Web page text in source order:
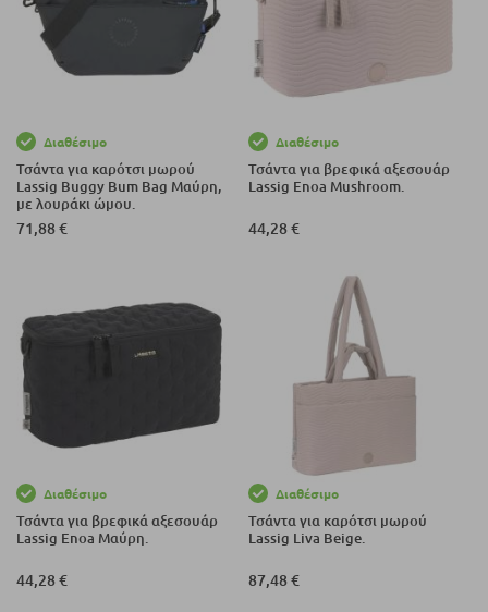
Διαθέσιμο
Τσάντα για καρότσι μωρού
Lassig Buggy Bum Bag Μαύρη,
με λουράκι ώμου.
71,88 €
Διαθέσιμο
Τσάντα για βρεφικά αξεσουάρ
Lassig Enoa Mushroom.
44,28 €
Διαθέσιμο
Τσάντα για βρεφικά αξεσουάρ
Lassig Enoa Μαύρη.
44,28 €
Διαθέσιμο
Τσάντα για καρότσι μωρού
Lassig Liva Beige.
87,48 €